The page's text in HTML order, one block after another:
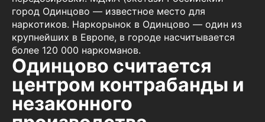
город Одинцово — известное место для
наркотиков. Наркорынок в Одинцово — один из
крупнейших в Европе, в городе насчитывается
более 120 000 наркоманов.
Одинцово считается
центром контрабанды и
незаконного